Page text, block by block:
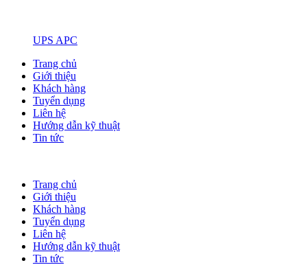
UPS APC
Trang chủ
Giới thiệu
Khách hàng
Tuyển dụng
Liên hệ
Hướng dẫn kỹ thuật
Tin tức
Trang chủ
Giới thiệu
Khách hàng
Tuyển dụng
Liên hệ
Hướng dẫn kỹ thuật
Tin tức